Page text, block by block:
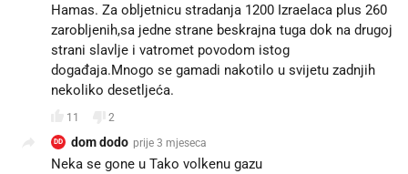
Hamas. Za obljetnicu stradanja 1200 Izraelaca plus 260
zarobljenih,sa jedne strane beskrajna tuga dok na drugoj
strani slavlje i vatromet povodom istog
događaja.Mnogo se gamadi nakotilo u svijetu zadnjih
nekoliko desetljeća.
11 2
DD dom dodo prije 3 mjeseca
Neka se gone u Tako volkenu gazu